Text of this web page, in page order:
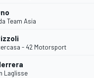
Team Asia
- 42 Motorsport
Laglisse